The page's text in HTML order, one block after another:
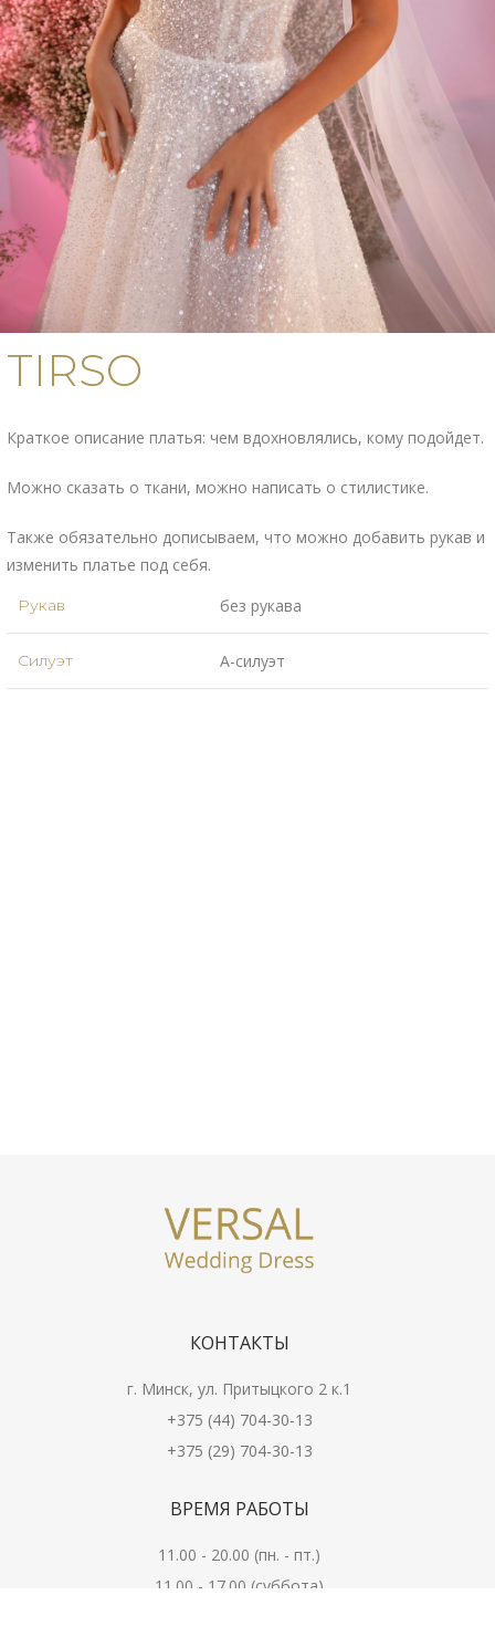
TIRSO
Краткое описание платья: чем вдохновлялись, кому подойдет.
Можно сказать о ткани, можно написать о стилистике.
Также обязательно дописываем, что можно добавить рукав и
изменить платье под себя.
Рукав без рукава
Силуэт А-силуэт
КОНТАКТЫ
г. Минск, ул. Притыцкого 2 к.1
+375 (44) 704-30-13
+375 (29) 704-30-13
ВРЕМЯ РАБОТЫ
11.00 - 20.00 (пн. - пт.)
11.00 - 17.00 (суббота)